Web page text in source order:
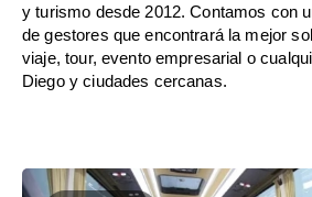
y turismo desde 2012. Contamos con
de gestores que encontrará la mejor
viaje, tour, evento empresarial o
Diego y ciudades cercanas.